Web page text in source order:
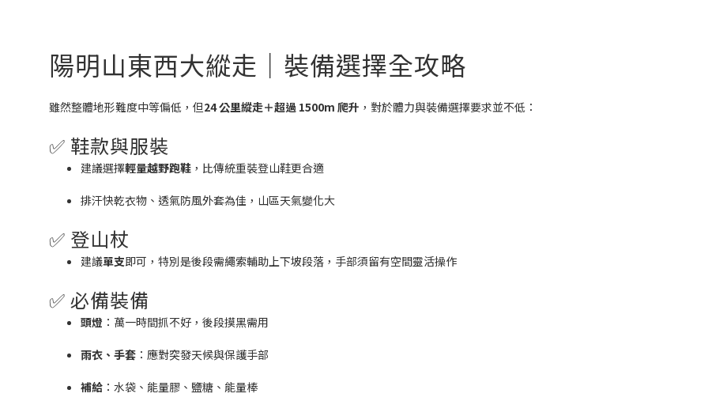
陽明山東西大縱走｜裝備選擇全攻略
雖然整體地形難度中等偏低，但24 公里縱走＋超過 1500m 爬升 ，對於體力與裝備選擇要求並不低：
✅ 鞋款與服裝
建議選擇輕量越野跑鞋 ，比傳統重裝登山鞋更合適
排汗快乾衣物、透氣防風外套為佳，山區天氣變化大
✅ 登山杖
建議單支即可，特別是後段需繩索輔助上下坡段落，手部須留有空間靈活操作
✅ 必備裝備
頭燈 ：萬一時間抓不好，後段摸黑需用
雨衣、手套 ：應對突發天候與保護手部
補給 ：水袋、能量膠、鹽糖、能量棒